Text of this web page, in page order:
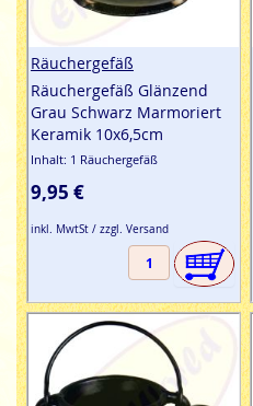
Räuchergefäß
Räuchergefäß Glänzend
Grau Schwarz Marmoriert
Keramik 10x6,5cm
Inhalt: 1 Räuchergefäß
9,95 €
inkl. MwtSt / zzgl. Versand